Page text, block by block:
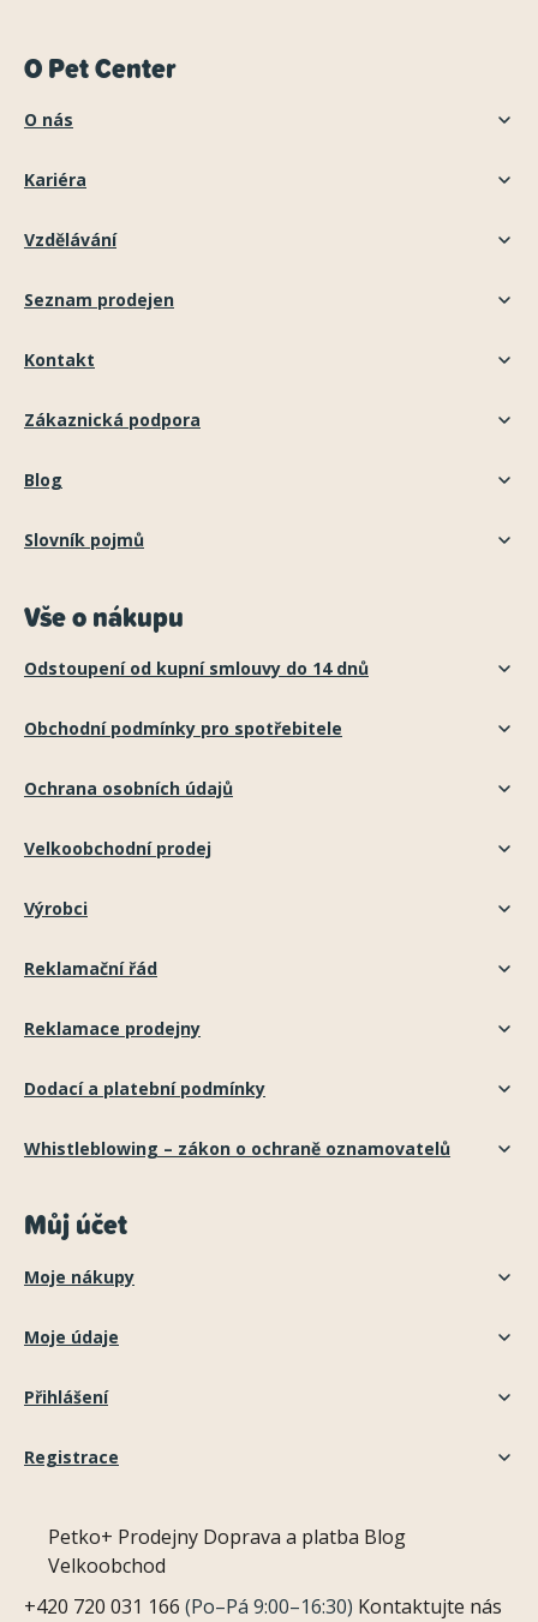
O Pet Center
O nás
Kariéra
Vzdělávání
Seznam prodejen
Kontakt
Zákaznická podpora
Blog
Slovník pojmů
Vše o nákupu
Odstoupení od kupní smlouvy do 14 dnů
Obchodní podmínky pro spotřebitele
Ochrana osobních údajů
Velkoobchodní prodej
Výrobci
Reklamační řád
Reklamace prodejny
Dodací a platební podmínky
Whistleblowing – zákon o ochraně oznamovatelů
Můj účet
Moje nákupy
Moje údaje
Přihlášení
Registrace
Petko+ Prodejny Doprava a platba Blog
Velkoobchod
+420 720 031 166 (Po–Pá 9:00–16:30) Kontaktujte nás